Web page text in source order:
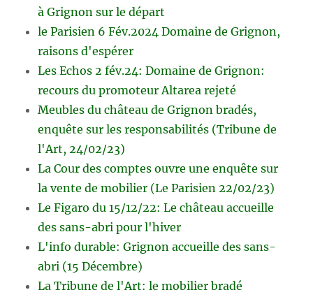
à Grignon sur le départ
le Parisien 6 Fév.2024 Domaine de Grignon,
raisons d'espérer
Les Echos 2 fév.24: Domaine de Grignon:
recours du promoteur Altarea rejeté
Meubles du château de Grignon bradés,
enquête sur les responsabilités (Tribune de
l'Art, 24/02/23)
La Cour des comptes ouvre une enquête sur
la vente de mobilier (Le Parisien 22/02/23)
Le Figaro du 15/12/22: Le château accueille
des sans-abri pour l'hiver
L'info durable: Grignon accueille des sans-
abri (15 Décembre)
La Tribune de l'Art: le mobilier bradé